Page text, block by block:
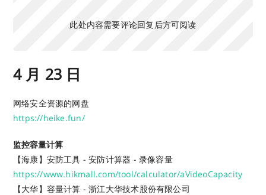
此处内容需要评论回复后方可阅读
4 月 23 日
网络安全资源的网盘
https://heike.fun/
监控容量计算
【海康】安防工具 - 安防计算器 - 录像容量
https://www.hikmall.com/tool/calculator/aVideoCapacity
【大华】容量计算 - 浙江大华技术股份有限公司